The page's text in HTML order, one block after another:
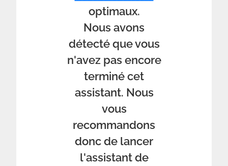
optimaux.
Nous avons
détecté que vous
n'avez pas encore
terminé cet
assistant. Nous
vous
recommandons
donc de lancer
l'assistant de